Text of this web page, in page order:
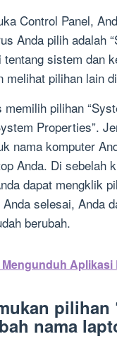
Control Panel,
Anda pilih adalah
sistem dan
melihat pilihan lain
pilihan
Properties”.
nama komputer
Anda. Di sebelah
dapat mengklik
selesai, Anda
berubah.
Mengunduh Aplikasi
nama